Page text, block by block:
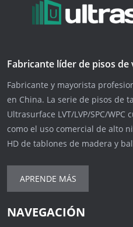
Fabricante líder de pisos de
Fabricante y mayorista
en China. La serie de pisos de
Ultrasurface LVT/LVP/SPC/
como el uso comercial de alto
HD de tablones de madera y
APRENDE MÁS
NAVEGACIÓN